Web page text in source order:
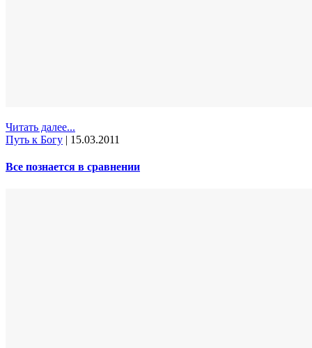
Читать далее...
Путь к Богу | 15.03.2011
Все познается в сравнении